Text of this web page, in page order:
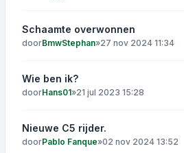
Schaamte overwonnen
doorBmwStephan»27 nov 2024 11:34
Wie ben ik?
doorHans01»21 jul 2023 15:28
Nieuwe C5 rijder.
doorPablo Fanque»02 nov 2024 13:52